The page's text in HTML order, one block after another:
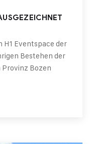
H1 Eventspace der
Bestehen der
Bozen